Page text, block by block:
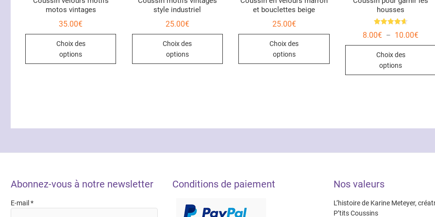
motos vintages
35.00€
Choix des
options
Ce
être
sur
du
style industriel
25.00€
Choix des
options
Ce
être
sur
du
et bouclettes beige
25.00€
Choix des
options
Ce
produit
être
sur
du
produit
housses
4.67
8.00€ – 10.00€Plage
Choix des
options
Abonnez-vous à notre newsletter
E-mail *
Conditions de paiement Nos valeurs
L’histoire de Karine Meteyer,
P’tits Coussins